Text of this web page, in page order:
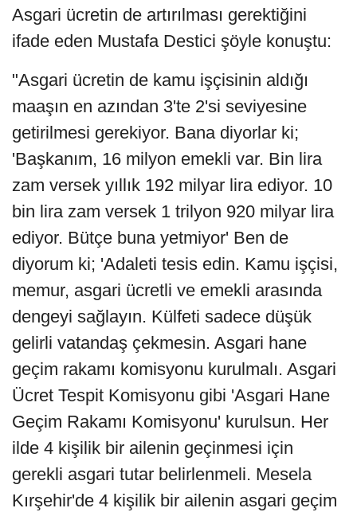
Asgari ücretin de artırılması gerektiğini
ifade eden Mustafa Destici şöyle konuştu:
"Asgari ücretin de kamu işçisinin aldığı
maaşın en azından 3'te 2'si seviyesine
getirilmesi gerekiyor. Bana diyorlar ki;
'Başkanım, 16 milyon emekli var. Bin lira
zam versek yıllık 192 milyar lira ediyor. 10
bin lira zam versek 1 trilyon 920 milyar lira
ediyor. Bütçe buna yetmiyor' Ben de
diyorum ki; 'Adaleti tesis edin. Kamu işçisi,
memur, asgari ücretli ve emekli arasında
dengeyi sağlayın. Külfeti sadece düşük
gelirli vatandaş çekmesin. Asgari hane
geçim rakamı komisyonu kurulmalı. Asgari
Ücret Tespit Komisyonu gibi 'Asgari Hane
Geçim Rakamı Komisyonu' kurulsun. Her
ilde 4 kişilik bir ailenin geçinmesi için
gerekli asgari tutar belirlenmeli. Mesela
Kırşehir'de 4 kişilik bir ailenin asgari geçim